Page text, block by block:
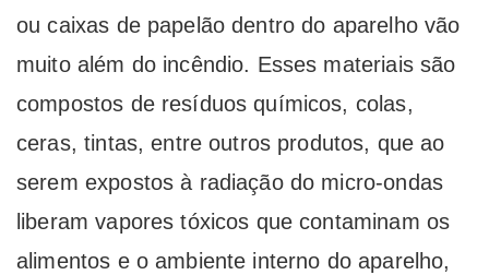
ou caixas de papelão dentro do aparelho vão
muito além do incêndio. Esses materiais são
compostos de resíduos químicos, colas,
ceras, tintas, entre outros produtos, que ao
serem expostos à radiação do micro-ondas
liberam vapores tóxicos que contaminam os
alimentos e o ambiente interno do aparelho,